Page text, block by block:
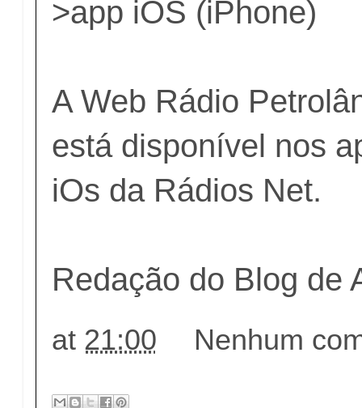
>app iOS (iPhone)
A Web Rádio
está disponível nos
iOs da Rádios Net.
Redação do Blog de
at 21:00 Nenhum